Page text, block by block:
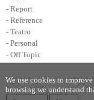
- Report
- Reference
- Teatro
- Personal
- Off Topic
We use cookies to
browsing we understand